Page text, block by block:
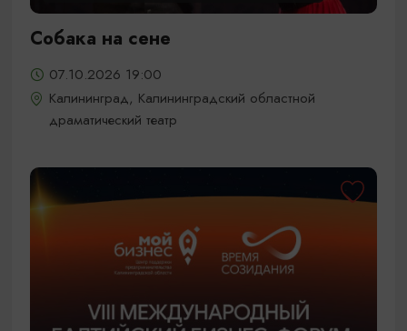
Собака на сене
07.10.2026 19:00
Калининград, Калининградский областной
драматический театр